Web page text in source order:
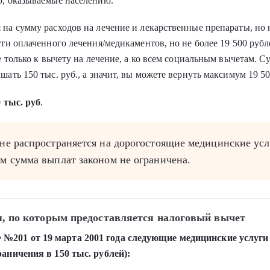
сумму расходов на лечение и лекарственные препараты,
оплаченного лечения/медикаментов, но не более 19 500
только к вычету на лечение, а ко всем социальным вычетам.
150 тыс. руб., а значит, вы можете вернуть максимум 19
тыс. руб.
распространяется на дорогостоящие медицинские
сумма выплат законом не ограничена.
по которым предоставляется налоговый вычет
от 19 марта 2001 года следующие медицинские
в 150 тыс. рублей):